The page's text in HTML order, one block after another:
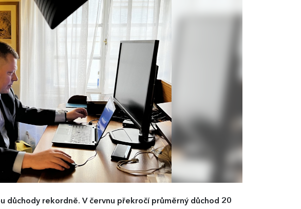
důchody rekordně. V červnu překročí průměrný důchod 20